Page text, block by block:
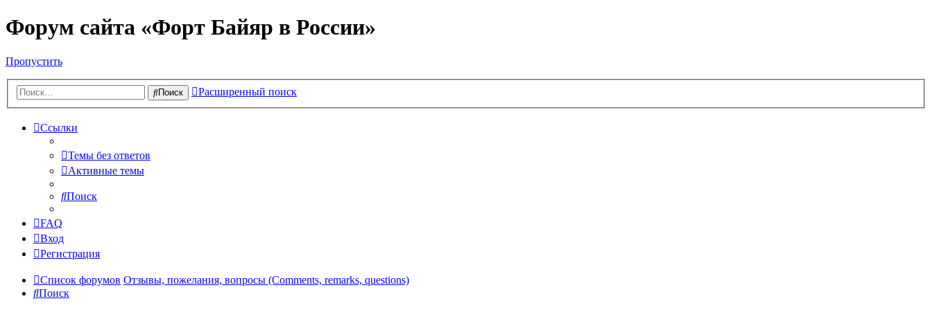
Форум сайта «Форт Байяр в России»
Пропустить
Поиск Расширенный поиск
Ссылки
Темы без ответов
Активные темы
Поиск
FAQ
Вход
Регистрация
Список форумов Отзывы, пожелания, вопросы (Comments, remarks, questions)
Поиск